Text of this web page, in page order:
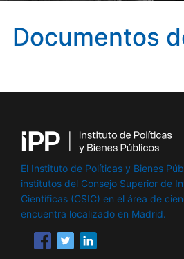
Documentos
El Instituto de Políticas y Bienes
institutos del Consejo Superior de
Científicas (CSIC) en el área de
encuentra localizado en Madrid.